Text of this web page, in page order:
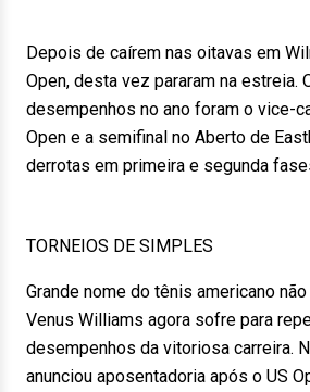
Depois de caírem nas oitavas em
Open, desta vez pararam na estreia.
desempenhos no ano foram o vice-
Open e a semifinal no Aberto de
derrotas em primeira e segunda
TORNEIOS DE SIMPLES
Grande nome do tênis americano
Venus Williams agora sofre para
desempenhos da vitoriosa carreira.
anunciou aposentadoria após o US